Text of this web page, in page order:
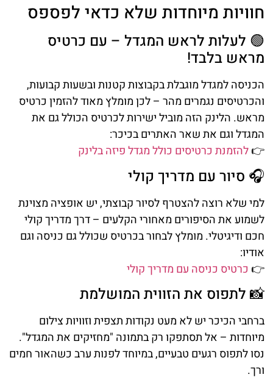
חוויות מיוחדות שלא כדאי לפספס
🟢 לעלות לראש המגדל – עם כרטיס
מראש בלבד!
הכניסה למגדל מוגבלת בקבוצות קטנות ובשעות קבועות,
והכרטיסים נגמרים מהר – לכן מומלץ מאוד להזמין כרטיס
מראש. הלינק הזה מוביל ישירות לכרטיס הכולל גם את
המגדל וגם את שאר האתרים בכיכר:
👉להזמנת כרטיסים כולל מגדל פיזה בלינק
🎧 סיור עם מדריך קולי
למי שלא רוצה להצטרף לסיור קבוצתי, יש אופציה מצוינת
לשמוע את הסיפורים מאחורי הקלעים – דרך מדריך קולי
חכם ודיגיטלי. מומלץ לבחור בכרטיס שכולל גם כניסה וגם
אודיו:
👉 כרטיס כניסה עם מדריך קולי
📸 לתפוס את הזווית המושלמת
ברחבי הכיכר יש לא מעט נקודות תצפית וזוויות צילום
מיוחדות – אל תסתפקו רק בתמונה "מחזיקים את המגדל".
נסו לתפוס רגעים טבעיים, במיוחד לפנות ערב כשהאור חמים
ורך.